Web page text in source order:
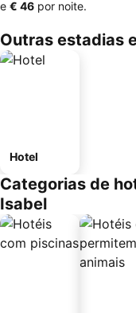
e ‎€ 46 por noite.
Outras estadias
Hotel
Categorias de
Isabel